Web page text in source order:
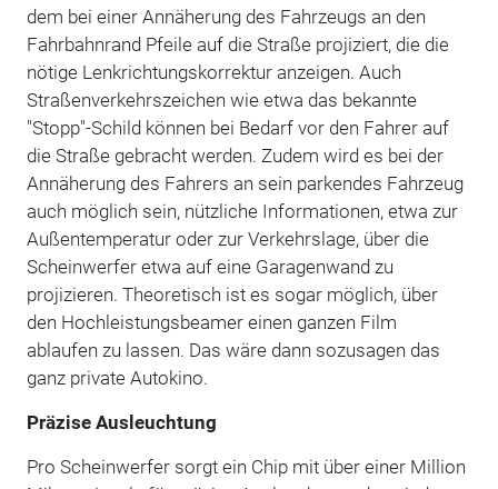
dem bei einer Annäherung des Fahrzeugs an den
Fahrbahnrand Pfeile auf die Straße projiziert, die die
nötige Lenkrichtungskorrektur anzeigen. Auch
Straßenverkehrszeichen wie etwa das bekannte
"Stopp"-Schild können bei Bedarf vor den Fahrer auf
die Straße gebracht werden. Zudem wird es bei der
Annäherung des Fahrers an sein parkendes Fahrzeug
auch möglich sein, nützliche Informationen, etwa zur
Außentemperatur oder zur Verkehrslage, über die
Scheinwerfer etwa auf eine Garagenwand zu
projizieren. Theoretisch ist es sogar möglich, über
den Hochleistungsbeamer einen ganzen Film
ablaufen zu lassen. Das wäre dann sozusagen das
ganz private Autokino.
Präzise Ausleuchtung
Pro Scheinwerfer sorgt ein Chip mit über einer Million